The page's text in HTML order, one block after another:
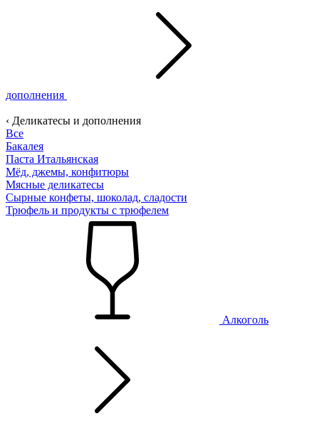
дополнения
‹ Деликатесы и дополнения
Все
Бакалея
Паста Итальянская
Мёд, джемы, конфитюры
Мясные деликатесы
Сырные конфеты, шоколад, сладости
Трюфель и продукты с трюфелем
Алкоголь